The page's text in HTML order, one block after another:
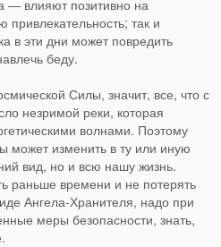
— влияют позитивно на
так и
в эти дни может повредить
беду.
Силы, значит, все, что с
незримой реки, которая
волнами. Поэтому
может изменить в ту или иную
вид, но и всю нашу жизнь.
раньше времени и не потерять
Ангела-Хранителя, надо при
меры безопасности, знать,